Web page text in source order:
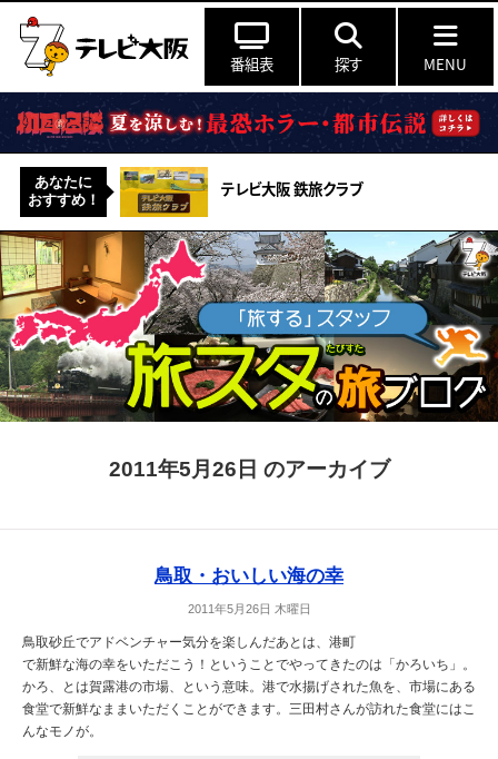
番組表 探す MENU
あなたに
おすすめ！
テレビ大阪 鉄旅クラブ
2011年5月26日 のアーカイブ
鳥取・おいしい海の幸
2011年5月26日 木曜日
鳥取砂丘でアドベンチャー気分を楽しんだあとは、港町
で新鮮な海の幸をいただこう！ということでやってきたのは「かろいち」。
かろ、とは賀露港の市場、という意味。港で水揚げされた魚を、市場にある
食堂で新鮮なままいただくことができます。三田村さんが訪れた食堂にはこ
んなモノが。